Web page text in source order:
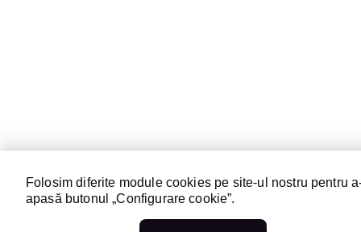
Folosim diferite module cookies pe site-ul nostru pentru
apasă butonul „Configurare cookie”.